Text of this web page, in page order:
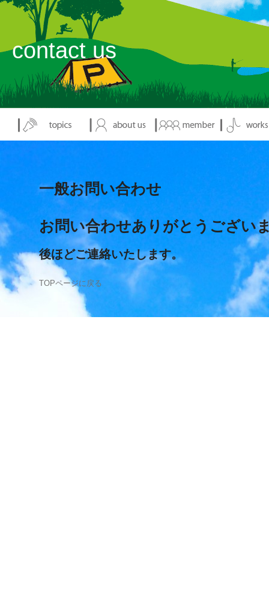
contact us
一般お問い合わせ
お問い合わせありがとうござい
後ほどご連絡いたします。
TOPページに戻る